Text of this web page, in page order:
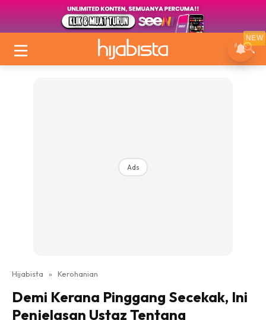
Ads
Hijabista » Kerohanian
Demi Kerana Pinggang Secekak, Ini
Penjelasan Ustaz Tentang
NEW